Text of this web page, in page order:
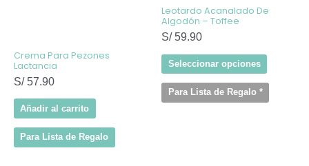
Crema Para Pezones
Lactancia
S/57.90
Añadir al carrito
Para Lista de Regalo
Leotardo Acanalado De
Algodón – Toffee
S/59.90
Seleccionar opciones
elegir
en
producto
Para Lista de Regalo*